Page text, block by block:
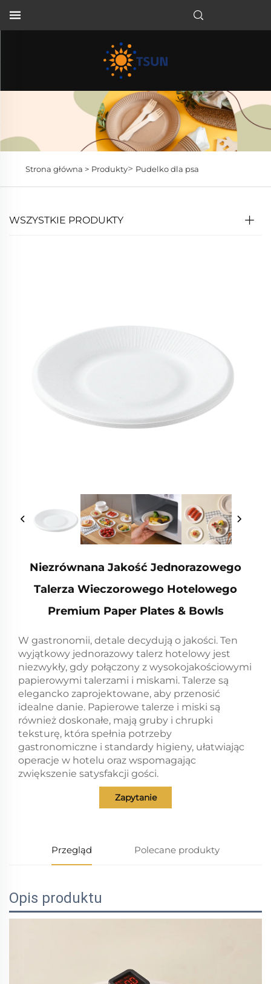
Strona główna > Produkty> Pudelko dla psa
WSZYSTKIE PRODUKTY
Niezrównana Jakość Jednorazowego
Talerza Wieczorowego Hotelowego
Premium Paper Plates & Bowls
W gastronomii, detale decydują o jakości. Ten
wyjątkowy jednorazowy talerz hotelowy jest
niezwykły, gdy połączony z wysokojakościowymi
papierowymi talerzami i miskami. Talerze są
elegancko zaprojektowane, aby przenosić
idealne danie. Papierowe talerze i miski są
również doskonałe, mają gruby i chrupki
teksturę, która spełnia potrzeby
gastronomiczne i standardy higieny, ułatwiając
operacje w hotelu oraz wspomagając
zwiększenie satysfakcji gości.
Zapytanie
Przegląd Polecane produkty
Opis produktu